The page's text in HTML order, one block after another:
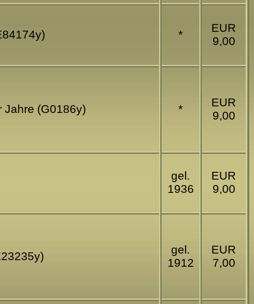
*
EUR
9,00
Jahre (G0186y) *
EUR
9,00
gel.
1936
EUR
9,00
gel.
1912
EUR
7,00